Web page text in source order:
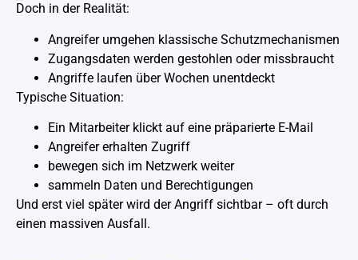
Doch in der Realität:
Angreifer umgehen klassische Schutzmechanismen
Zugangsdaten werden gestohlen oder missbraucht
Angriffe laufen über Wochen unentdeckt
Typische Situation:
Ein Mitarbeiter klickt auf eine präparierte E-Mail
Angreifer erhalten Zugriff
bewegen sich im Netzwerk weiter
sammeln Daten und Berechtigungen
Und erst viel später wird der Angriff sichtbar – oft durch
einen massiven Ausfall.